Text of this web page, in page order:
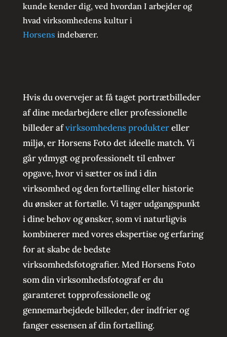
kunde kender dig, ved hvordan I arbejder og
hvad virksomhedens kultur i
Horsens indebærer.
Hvis du overvejer at få taget portrætbilleder
af dine medarbejdere eller professionelle
billeder afvirksomhedens produktereller
miljø, er Horsens Foto det ideelle match. Vi
går ydmygt og professionelt til enhver
opgave, hvor vi sætter os ind i din
virksomhed og den fortælling eller historie
du ønsker at fortælle. Vi tager udgangspunkt
i dine behov og ønsker, som vi naturligvis
kombinerer med vores ekspertise og erfaring
for at skabe de bedste
virksomhedsfotografier. Med Horsens Foto
som din virksomhedsfotograf er du
garanteret topprofessionelle og
gennemarbejdede billeder, der indfrier og
fanger essensen af din fortælling.